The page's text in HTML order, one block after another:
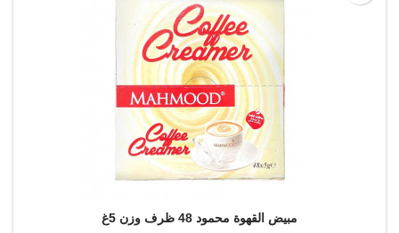
مبيض القهوة محمود 48 ظرف وزن 5غ